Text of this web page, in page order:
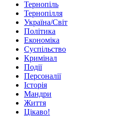
Тернопіль
Тернопілля
Україна/Світ
Політика
Економіка
Суспільство
Кримінал
Події
Персоналії
Історія
Мандри
Життя
Цікаво!